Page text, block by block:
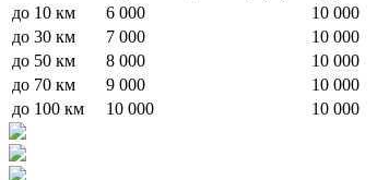
до 10 км
6 000 10 000
до 30 км
7 000 10 000
до 50 км
8 000 10 000
до 70 км
9 000 10 000
до 100 км
10 000 10 000